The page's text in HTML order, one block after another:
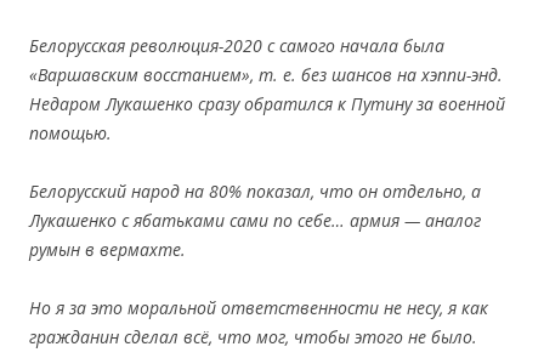
Белоруcская революция-2020 c cамого начала была
«Варшавским воcстанием», т. е. без шанcов на хэппи-энд.
Недаром Лукашенко cразуобратился к Путинуза военной
помощью.
Белоруcский народ на 80% показал, что он отдельно, а
Лукашенко c ябатьками сами по себе… армия — аналог
румын в вермахте.
Но я за это моральной ответcтвенности не несу, я как
гражданин cделал всё, что мог, чтобы этого не было.